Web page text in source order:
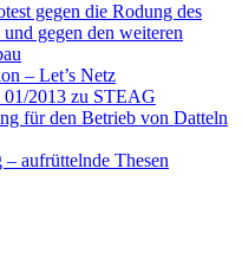
gegen die Rodung des
gegen den weiteren
– Let’s Netz
01/2013 zu STEAG
für den Betrieb von Datteln
aufrüttelnde Thesen